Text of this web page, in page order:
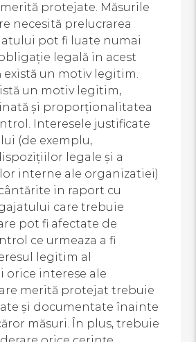
protejate. Măsurile
necesită prelucrarea
pot fi luate numai
legală in acest
există un motiv legitim.
un motiv legitim,
și proporționalitatea
Interesele justificate
(de exemplu,
legale și a
interne ale organizatiei)
in raport cu
care trebuie
pot fi afectate de
ce urmeaza a fi
legitim al
orice interese ale
merită protejat trebuie
și documentate înainte
măsuri. În plus, trebuie